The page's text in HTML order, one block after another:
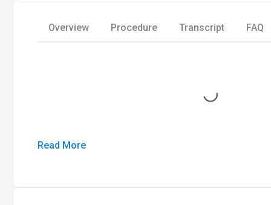
Overview Procedure Transcript FAQ
Loading...
Read More